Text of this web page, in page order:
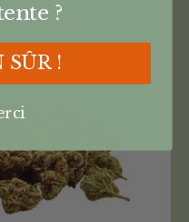
?
SÛR !